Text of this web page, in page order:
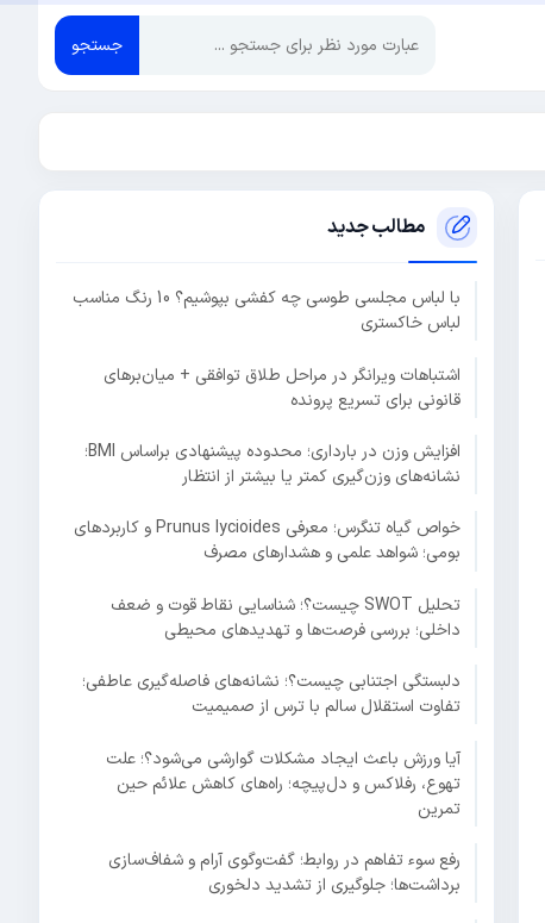
جستجو
مطالب جدید
با لباس مجلسی طوسی چه کفشی بپوشیم؟ 10 رنگ مناسب
لباس خاکستری
اشتباهات ویرانگر در مراحل طلاق توافقی + میان‌برهای
قانونی برای تسریع پرونده
افزایش وزن در بارداری؛ محدوده پیشنهادی براساس BMI؛
نشانه‌های وزن‌گیری کمتر یا بیشتر از انتظار
خواص گیاه تنگرس؛ معرفی Prunus lycioides و کاربردهای
بومی؛ شواهد علمی و هشدارهای مصرف
تحلیل SWOT چیست؟؛ شناسایی نقاط قوت و ضعف
داخلی؛ بررسی فرصت‌ها و تهدیدهای محیطی
دلبستگی اجتنابی چیست؟؛ نشانه‌های فاصله‌گیری عاطفی؛
تفاوت استقلال سالم با ترس از صمیمیت
آیا ورزش باعث ایجاد مشکلات گوارشی می‌شود؟؛ علت
تهوع، رفلاکس و دل‌پیچه؛ راه‌های کاهش علائم حین
تمرین
رفع سوء تفاهم در روابط؛ گفت‌وگوی آرام و شفاف‌سازی
برداشت‌ها؛ جلوگیری از تشدید دلخوری